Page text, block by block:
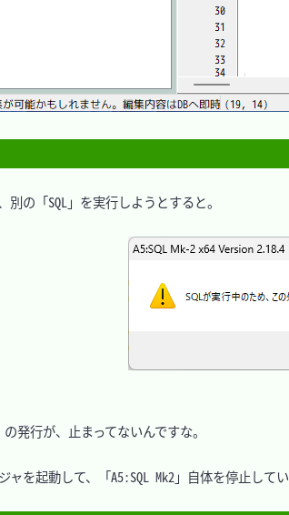
の「SQL」を実行しようとすると。
発行が、止まってないんですな。
を起動して、「A5:SQL Mk2」自体を停止してい